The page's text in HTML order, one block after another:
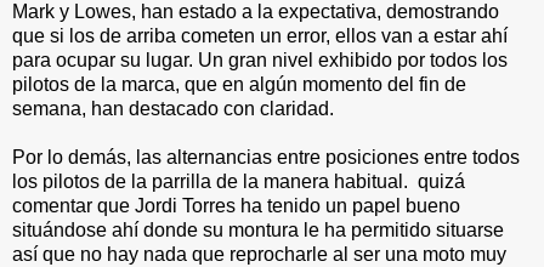
Mark y Lowes, han estado a la expectativa, demostrando
que si los de arriba cometen un error, ellos van a estar ahí
para ocupar su lugar. Un gran nivel exhibido por todos los
pilotos de la marca, que en algún momento del fin de
semana, han destacado con claridad.
Por lo demás, las alternancias entre posiciones entre todos
los pilotos de la parrilla de la manera habitual. quizá
comentar que Jordi Torres ha tenido un papel bueno
situándose ahí donde su montura le ha permitido situarse
así que no hay nada que reprocharle al ser una moto muy